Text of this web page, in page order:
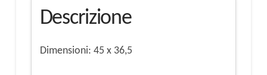
Descrizione
Dimensioni: 45 x 36,5